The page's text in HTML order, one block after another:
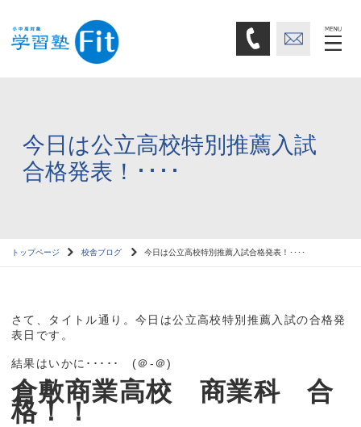
今日は公立高校特別推薦入試
合格発表！････
トップページ 校舎ブログ 今日は公立高校特別推薦入試合格発表！････
さて、タイトル通り。今日は公立高校特別推薦入試の合格発
表日です。
結果はいかに･････ (＠-＠)
倉敷商業高校 商業科 合
格！！